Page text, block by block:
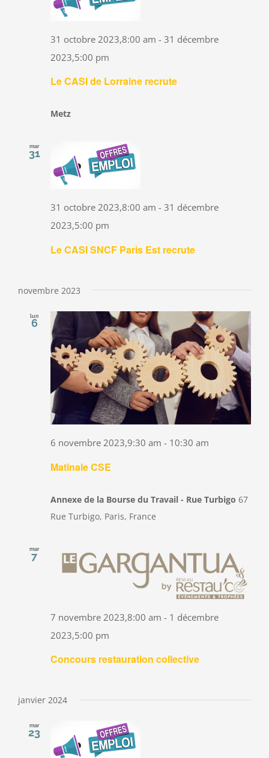
Le CASI de Lorraine recrute
31 octobre 2023,8:00 am -31 décembre
2023,5:00 pm
Metz
mar
31
Le CASI SNCF Paris Est recrute
31 octobre 2023,8:00 am -31 décembre
2023,5:00 pm
novembre 2023
lun
6
Matinale CSE
6 novembre 2023,9:30 am - 10:30 am
Annexe de la Bourse du Travail - Rue Turbigo 67
Rue Turbigo, Paris, France
mar
7
Concours restauration collective
7 novembre 2023,8:00 am - 1 décembre
2023,5:00 pm
janvier 2024
mar
23